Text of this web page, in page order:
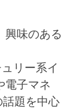
興味のある
リー系イ
電子マネ
題を中心